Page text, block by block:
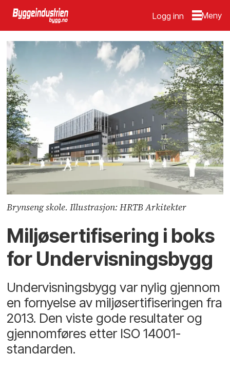
Logg inn
Brynseng skole. Illustrasjon: HRTB Arkitekter
Miljøsertifisering i boks
for Undervisningsbygg
Undervisningsbygg var nylig gjennom
en fornyelse av miljøsertifiseringen fra
2013. Den viste gode resultater og
gjennomføres etter ISO 14001-
standarden.